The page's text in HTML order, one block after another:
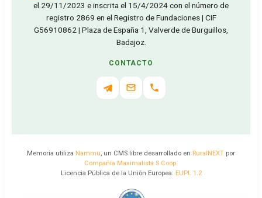
el 29/11/2023 e inscrita el 15/4/2024 con el número de
registro 2869 en el Registro de Fundaciones | CIF
G56910862 | Plaza de España 1, Valverde de Burguillos,
Badajoz.
CONTACTO
Memoria utiliza Nammu, un CMS libre desarrollado en RuralNEXT por
Compañía Maximalista S.Coop.
Licencia Pública de la Unión Europea: EUPL 1.2